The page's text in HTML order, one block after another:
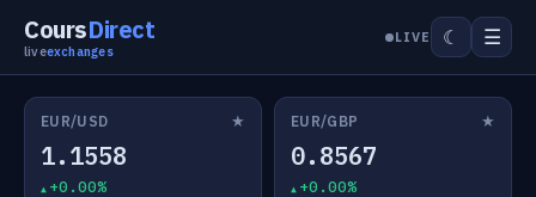
CoursDirect
liveexchanges
LIVE ☾ ☰
EUR/USD ★
1.1558
+0.00%
EUR/GBP ★
0.8567
+0.00%